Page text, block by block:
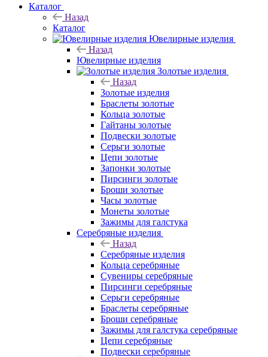
Каталог
Назад
Каталог
Ювелирные изделия
Назад
Ювелирные изделия
Золотые изделия
Назад
Золотые изделия
Браслеты золотые
Кольца золотые
Гайтаны золотые
Подвески золотые
Серьги золотые
Цепи золотые
Запонки золотые
Пирсинги золотые
Броши золотые
Часы золотые
Монеты золотые
Зажимы для галстука
Серебряные изделия
Назад
Серебряные изделия
Кольца серебряные
Сувениры серебряные
Пирсинги серебряные
Серьги серебряные
Браслеты серебряные
Броши серебряные
Зажимы для галстука серебряные
Цепи серебряные
Подвески серебряные